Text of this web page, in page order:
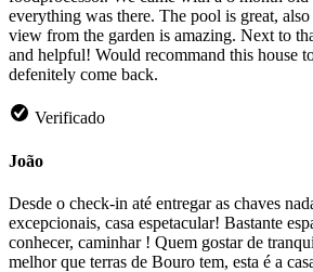
everything was there. The pool is great,
view from the garden is amazing. Next to
and helpful! Would recommand this house
defenitely come back.
Verificado
João
Desde o check-in até entregar as chaves
excepcionais, casa espetacular! Bastante
conhecer, caminhar ! Quem gostar de
melhor que terras de Bouro tem, esta é a